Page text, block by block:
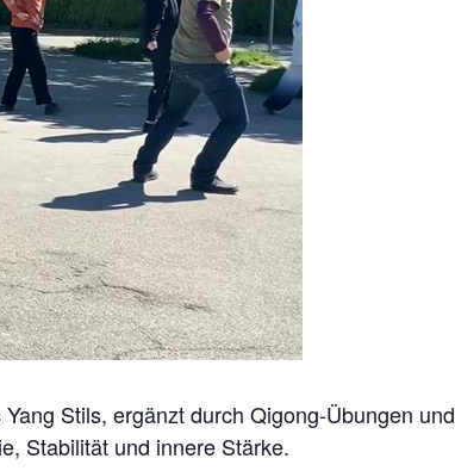
Stils, ergänzt durch Qigong-Übungen und
Stabilität und innere Stärke.